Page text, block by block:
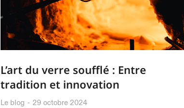
L’art du verre soufflé : Entre
tradition et innovation
Le blog 29 octobre 2024